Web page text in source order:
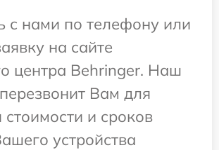
с нами по телефону или
на сайте
центра Behringer. Наш
Вам для
стоимости и сроков
устройства